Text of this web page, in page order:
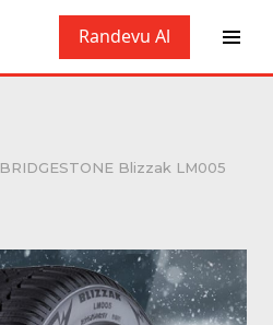
Randevu Al
BRIDGESTONE Blizzak LM005